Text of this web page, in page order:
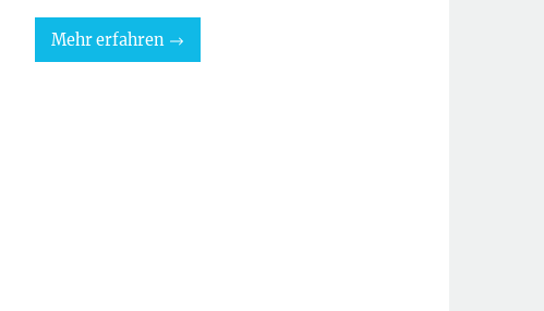
Mehr erfahren